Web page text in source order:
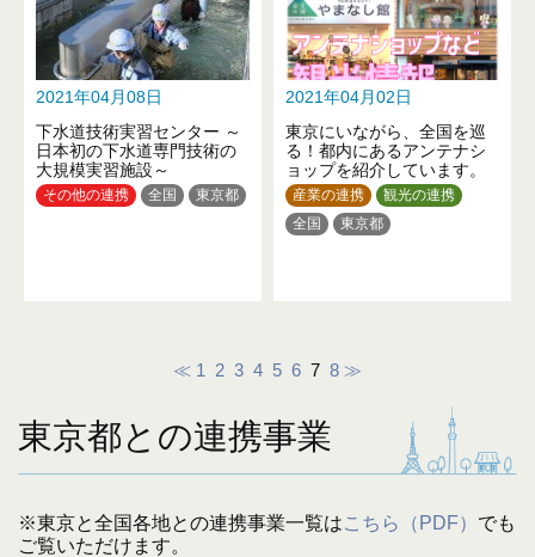
2021年04月08日
下水道技術実習センター ～
日本初の下水道専門技術の
大規模実習施設～
その他の連携 全国 東京都
2021年04月02日
東京にいながら、全国を巡
る！都内にあるアンテナシ
ョップを紹介しています。
産業の連携
観光の連携
全国
東京都
≪ 1 2 3 4 5 6 7 8 ≫
東京都との連携事業
※東京と全国各地との連携事業一覧はこちら（PDF） でも
ご覧いただけます。